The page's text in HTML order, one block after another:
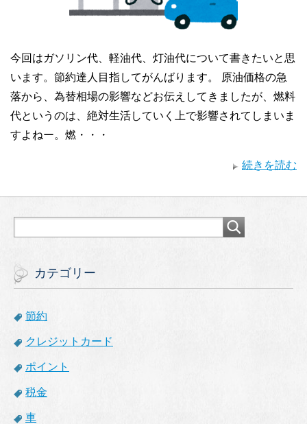
今回はガソリン代、軽油代、灯油代について書きたいと思
います。節約達人目指してがんばります。 原油価格の急
落から、為替相場の影響などお伝えしてきましたが、燃料
代というのは、絶対生活していく上で影響されてしまいま
すよねー。燃・・・
続きを読む
カテゴリー
節約
クレジットカード
ポイント
税金
車